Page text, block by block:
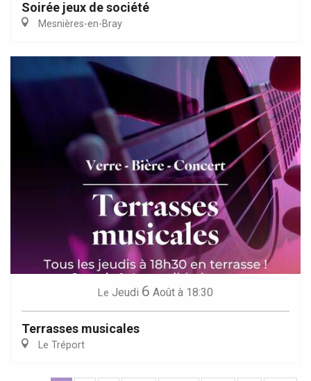
Soirée jeux de société
Mesnières-en-Bray
Le Jeudi 6 Août à 18:30
Terrasses musicales
Le Tréport